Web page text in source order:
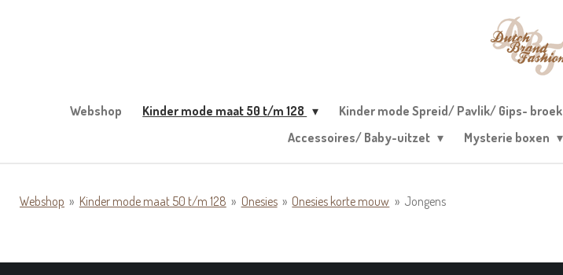
Webshop Kinder mode maat 50 t/m 128 Kinder mode Spreid/ Pavlik/ Gips- broek
Accessoires/ Baby-uitzet
Mysterie boxen
Webshop » Kinder mode maat 50 t/m 128 » Onesies » Onesies korte mouw » Jongens